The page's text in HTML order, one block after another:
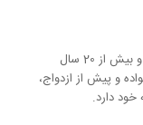
دکترای تخصص روانشناسی دانشگاه شهید بهشتی و بیش از 20 سال
و پیش از ازدواج،
خود دارد.